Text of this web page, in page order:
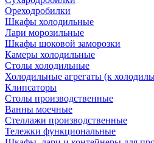
Ореходробилки
Шкафы холодильные
Лари морозильные
Шкафы шоковой заморозки
Камеры холодильные
Столы холодильные
Холодильные агрегаты (к
Клипсаторы
Столы производственные
Ванны моечные
Стеллажи производственные
Тележки функциональные